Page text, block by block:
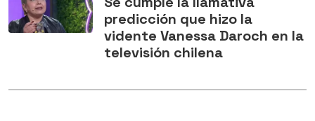
predicción que hizo la
vidente Vanessa Daroch en la
televisión chilena